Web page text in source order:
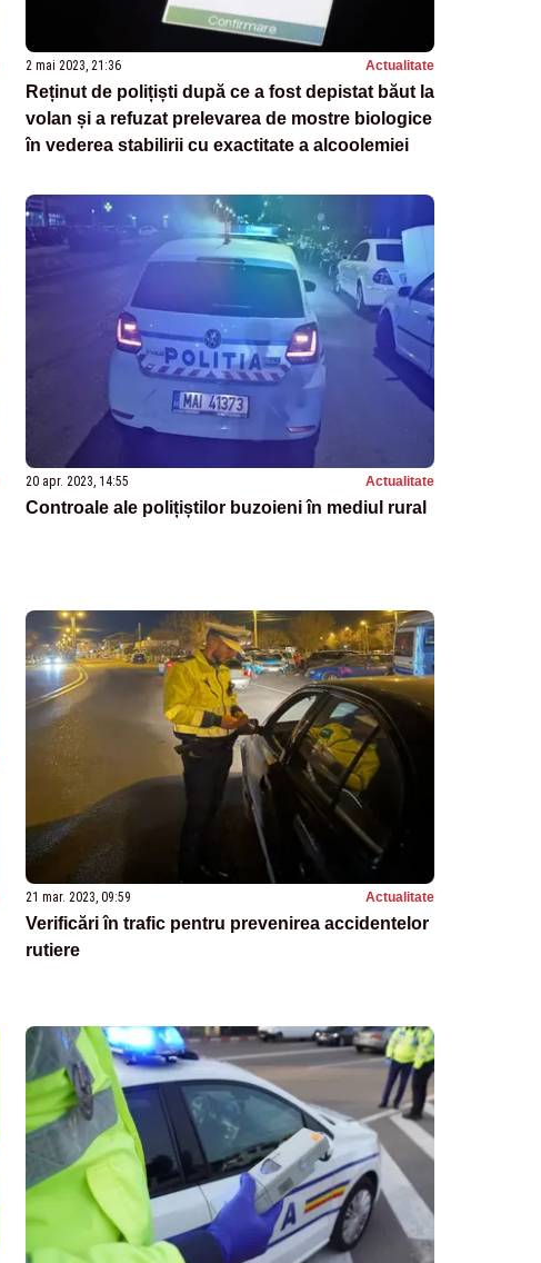
2 mai 2023, 21:36 Actualitate
Reținut de polițiști după ce a fost depistat băut la
volan și a refuzat prelevarea de mostre biologice
în vederea stabilirii cu exactitate a alcoolemiei
20 apr. 2023, 14:55 Actualitate
Controale ale polițiștilor buzoieni în mediul rural
21 mar. 2023, 09:59 Actualitate
Verificări în trafic pentru prevenirea accidentelor
rutiere